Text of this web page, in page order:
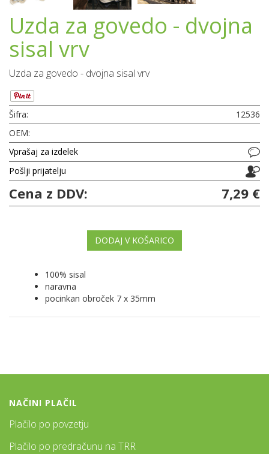
Uzda za govedo - dvojna
sisal vrv
Uzda za govedo - dvojna sisal vrv
Šifra:
12536
OEM:
Vprašaj za izdelek
Pošlji prijatelju
Cena z DDV: 7,29 €
DODAJ V KOŠARICO
100% sisal
naravna
pocinkan obroček 7 x 35mm
NAČINI PLAČIL
Plačilo po povzetju
Plačilo po predračunu na TRR